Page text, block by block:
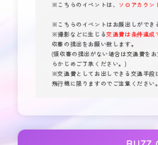
※こちらのイベントは、 ソロアカウン
※こちらのイベントはお顔出しができ
※撮影などに生じる交通費は条件達成
収書の提出をお願い致します。
(領収書の提出がない場合は交通費を
らかじめご了承ください。)
※交通費としてお出しできる交通手段
飛行機に限りますのでご注意ください。